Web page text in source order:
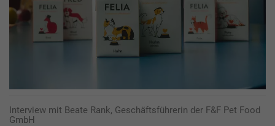
Interview mit Beate Rank, Geschäftsführerin der F&F Pet Food
GmbH